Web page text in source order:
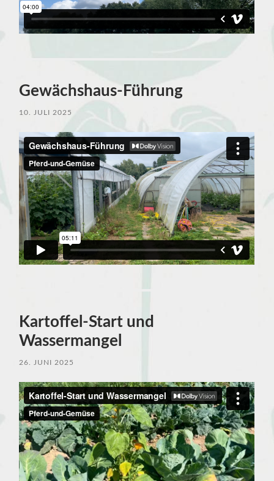
Gewächshaus-Führung
10. JULI 2025
Kartoffel-Start und
Wassermangel
26. JUNI 2025